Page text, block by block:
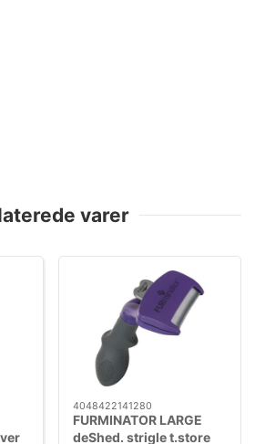
varer
4048422141280
FURMINATOR LARGE
deShed. strigle t.store